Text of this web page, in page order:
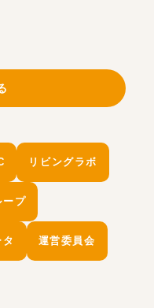
リビングラボ
ープ
運営委員会